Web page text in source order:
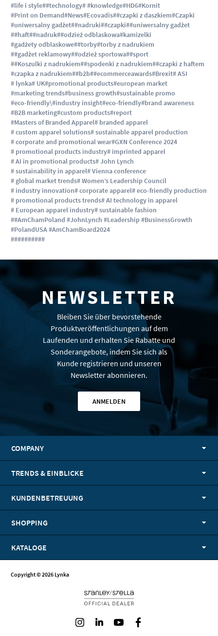
#life i style##technology# #knowledge#HD6#Kornit
#Print on Demand#News#Ecovadis##czapki z daszkiem#Czapki
#uniwersalny gadżet##nadruki##czapki##uniwersalny gadżet
##haft##nadruk##odzież odblaskowa#kamizelki
#gadżety odblaskowe##torby#torby z nadrukiem
##gadżet reklamowy##odzież sportowa##sport
##Koszulki z nadrukiem##spodenki z nadrukiem##czapki z haftem
#czapka z nadrukiem##b2b##ecommerceawards#Brexit# ASI
# lynka# UK#promotional products#european market
#marketing trends#business growth#sustainable promo
#eco-friendly\#industry insight#eco-friendly#brand awareness
#B2B marketing#custom products#report
#Masters of Branded Apparel# branded apparel
# custom apparel solutions# sustainable apparel production
# corporate and promotional wear#GXN Conference 2024
# promotional products industry# imprinted apparel
# AI in promotional products# John Lynch
# sustainability in apparel# Vienna conference
# global market trends# Women’s Leadership Council
# industry innovation# corporate apparel# eco-friendly production
# promotional products trends# AI technology in apparel
# European apparel industry# sustainable fashion
##AmChamPoland #JohnLynch #Leadership #BusinessGrowth
#PolandUSA #AmChamBoard2024
##########
NEWSLETTER
Bleiben Sie über bevorstehende
Produktveröffentlichungen auf dem
Laufenden und erhalten Sie Rabatte und
Sonderangebote, indem Sie sich als
Kunde registrieren und unseren
Newsletter abonnieren.
ANMELDEN
COMPANY
TRENDS & EINBLICKE
KUNDENBETREUUNG
SHOPPING
KATALOGE
Copyright © 2026 Lynka